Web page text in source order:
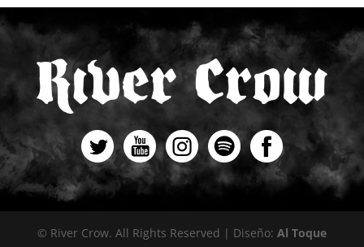
© River Crow. All Rights Reserved | Diseño: Al Toque